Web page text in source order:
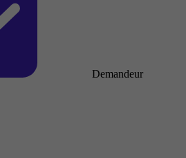
Demandeur